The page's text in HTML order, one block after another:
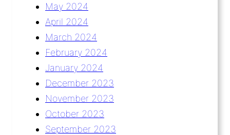
May 2024
April 2024
March 2024
February 2024
January 2024
December 2023
November 2023
October 2023
September 2023